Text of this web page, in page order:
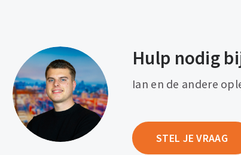
Hulp nodig
Ian en de andere
STEL JE VRAAG